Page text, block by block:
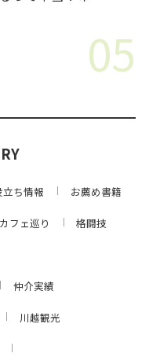
05
ち情報 お薦め書籍
カフェ巡り 格闘技
仲介実績
川越観光